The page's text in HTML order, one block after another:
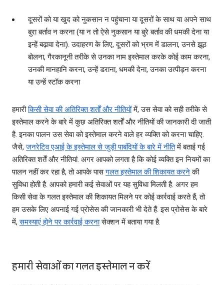
दूसरों को या खुद को नुकसान न पहुंचाना या दूसरों के साथ या अपने साथ
बुरा बर्ताव न करना (या न तो ऐसे नुकसान या बुरे बर्ताव की धमकी देना या
इन्हें बढ़ावा देना). उदाहरण के लिए, दूसरों को भ्रम में डालना, उनसे झूठ
बोलना, गैरकानूनी तरीके से उनका नाम इस्तेमाल करके कोई काम करना,
उनकी मानहानि करना, उन्हें डराना, धमकी देना, उनका उत्पीड़न करना
या उन्हें स्टॉक करना
हमारीकिसी सेवा की अतिरिक्त शर्तों और नीतियोंमें, उस सेवा को सही तरीके से
इस्तेमाल करने के बारे में कुछ अतिरिक्त शर्तों और नीतियों की जानकारी दी जाती
है. इनका पालन उस सेवा को इस्तेमाल करने वाले हर व्यक्ति को करना चाहिए.
जैसे,जनरेटिव एआई के इस्तेमाल से जुड़ी पाबंदियों के बारे में नीतिमें बताई गई
अतिरिक्त शर्तें और नीतियां. अगर आपको लगता है कि कोई व्यक्ति इन नियमों का
पालन नहीं कर रहा है, तो आपके पासगलत इस्तेमाल की शिकायत करनेकी
सुविधा होती है. आपको हमारी कई सेवाओं पर यह सुविधा मिलती है. अगर हम
किसी सेवा के गलत इस्तेमाल की शिकायत मिलने पर कोई कार्रवाई करते हैं, तो
हम उसके लिए अपनाई गई प्रोसेस की जानकारी भी देते हैं. इस प्रोसेस के बारे
में,समस्याएं होने पर कार्रवाई करनासेक्शन में बताया गया है.
हमारी सेवाओं का गलत इस्तेमाल न करें